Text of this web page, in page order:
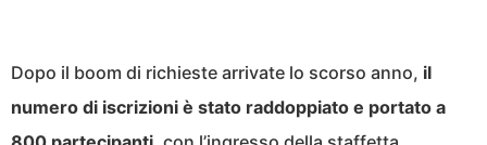
Dopo il boom di richieste arrivate lo scorso anno, il
numero di iscrizioni è stato raddoppiato e portato a